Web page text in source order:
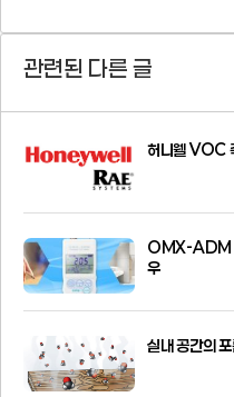
관련된 다른 글
허니웰 VOC
OMX-ADM /
우
실내 공간의